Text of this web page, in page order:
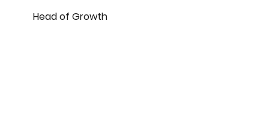
Head of Growth